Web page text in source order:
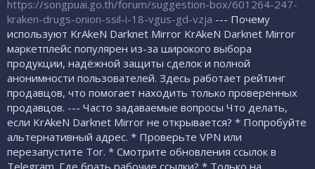
https://songpuai.go.th/forum/suggestion-box/601264-247-
kraken-drugs-onion-ssil-i-18-vgus-gd-vzja --- Почему
используют KrAkeN Darknet Mirror KrAkeN Darknet Mirror
маркетплейс популярен из-за широкого выбора
продукции, надёжной защиты сделок и полной
анонимности пользователей. Здесь работает рейтинг
продавцов, что помогает находить только проверенных
продавцов. --- Часто задаваемые вопросы Что делать,
если KrAkeN Darknet Mirror не открывается? * Попробуйте
альтернативный адрес. * Проверьте VPN или
перезапустите Tor. * Смотрите обновления ссылок в